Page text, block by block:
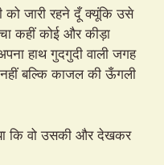
को जारी रहने दूँ क्यूंकि उसे
कहीं कोई और कीड़ा
हाथ गुदगुदी वाली जगह
नहीं बल्कि काजल की ऊँगली
कि वो उसकी और देखकर